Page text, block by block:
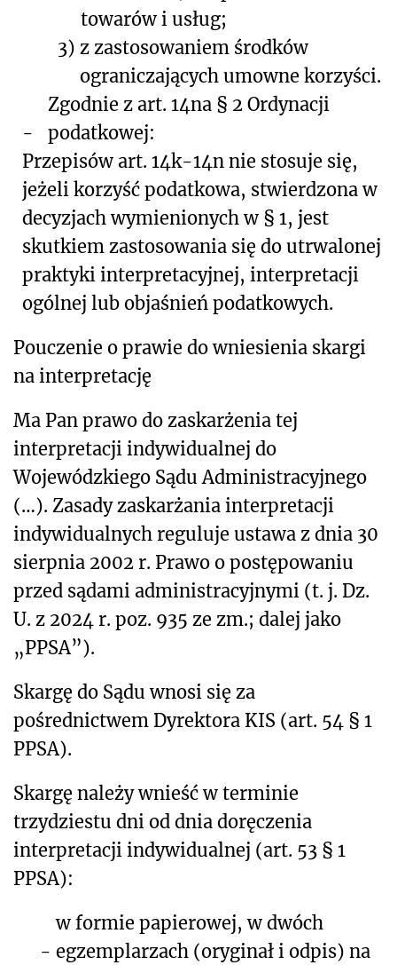
towarów i usług;
3) z zastosowaniem środków
ograniczających umowne korzyści.
-
Zgodnie z art. 14na § 2 Ordynacji
podatkowej:
Przepisów art. 14k-14n nie stosuje się,
jeżeli korzyść podatkowa, stwierdzona w
decyzjach wymienionych w § 1, jest
skutkiem zastosowania się do utrwalonej
praktyki interpretacyjnej, interpretacji
ogólnej lub objaśnień podatkowych.
Pouczenie o prawie do wniesienia skargi
na interpretację
Ma Pan prawo do zaskarżenia tej
interpretacji indywidualnej do
Wojewódzkiego Sądu Administracyjnego
(…). Zasady zaskarżania interpretacji
indywidualnych reguluje ustawa z dnia 30
sierpnia 2002 r. Prawo o postępowaniu
przed sądami administracyjnymi (t. j. Dz.
U. z 2024 r. poz. 935 ze zm.; dalej jako
„PPSA”).
Skargę do Sądu wnosi się za
pośrednictwem Dyrektora KIS (art. 54 § 1
PPSA).
Skargę należy wnieść w terminie
trzydziestu dni od dnia doręczenia
interpretacji indywidualnej (art. 53 § 1
PPSA):
-
w formie papierowej, w dwóch
egzemplarzach (oryginał i odpis) na